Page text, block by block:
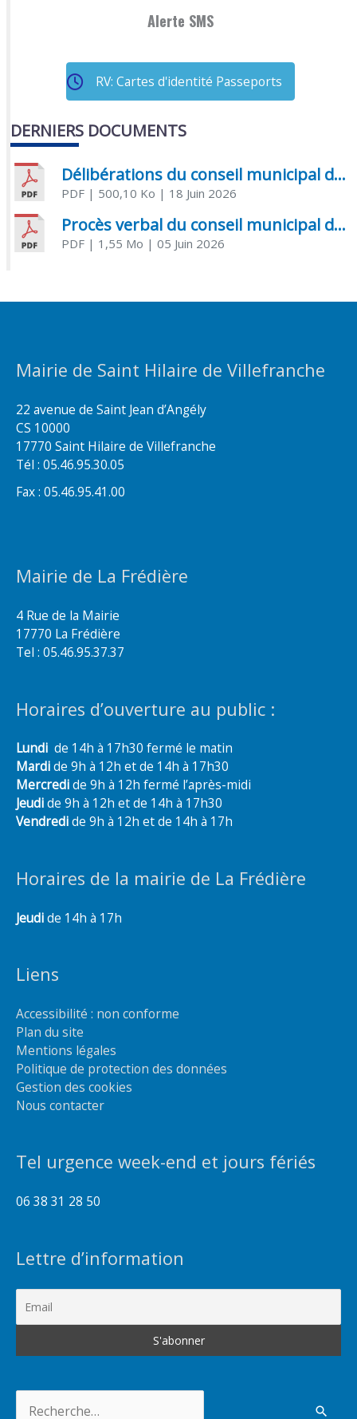
Alerte SMS
RV: Cartes d'identité Passeports
DERNIERS DOCUMENTS
Délibérations du conseil municipal du 18 juin 2026
PDF| 500,10 Ko | 18 Juin 2026
Procès verbal du conseil municipal du 05 juin 2026
PDF| 1,55 Mo | 05 Juin 2026
Mairie de Saint Hilaire de Villefranche
22 avenue de Saint Jean d’Angély
CS 10000
17770 Saint Hilaire de Villefranche
Tél : 05.46.95.30.05
Fax : 05.46.95.41.00
Mairie de La Frédière
4 Rue de la Mairie
17770 La Frédière
Tel : 05.46.95.37.37
Horaires d’ouverture au public :
Lundi de 14h à 17h30 fermé le matin
Mardide 9h à 12h et de 14h à 17h30
Mercredide 9h à 12h fermé l’après-midi
Jeudide 9h à 12h et de 14h à 17h30
Vendredide 9h à 12h et de 14h à 17h
Horaires de la mairie de La Frédière
Jeudide 14h à 17h
Liens
Accessibilité : non conforme
Plan du site
Mentions légales
Politique de protection des données
Gestion des cookies
Nous contacter
Tel urgence week-end et jours fériés
06 38 31 28 50
Lettre d’information